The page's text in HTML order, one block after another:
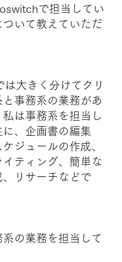
で担当してい
ついて教えていただ
大きく分けてクリ
と事務系の業務があ
私は事務系を担当し
に、企画書の編集
ジュールの作成、
イティング、簡単な
リサーチなどで
の業務を担当して